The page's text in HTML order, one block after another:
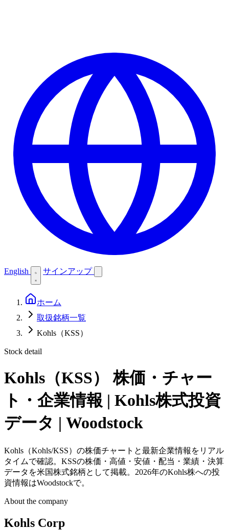
English サインアップ
ホーム
取扱銘柄一覧
Kohls（KSS）
Stock detail
Kohls（KSS）
株価・チャー
ト・企業情報 | Kohls株式投資
データ | Woodstock
Kohls（Kohls/KSS）の株価チャートと最新企業情報をリアル
タイムで確認。KSSの株価・高値・安値・配当・業績・決算
データを米国株式銘柄として掲載。2026年のKohls株への投
資情報はWoodstockで。
About the company
Kohls Corp